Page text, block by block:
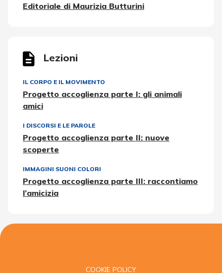
Editoriale di Maurizia Butturini
Lezioni
IL CORPO E IL MOVIMENTO
Progetto accoglienza parte I: gli animali
amici
I DISCORSI E LE PAROLE
Progetto accoglienza parte II: nuove
scoperte
IMMAGINI SUONI COLORI
Progetto accoglienza parte III: raccontiamo
l’amicizia
COOKIE POLICY